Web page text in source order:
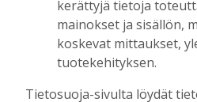
Unohtuiko salasana?
kerättyjä tietoja
mainokset ja sisällön,
koskevat mittaukset,
tuotekehityksen.
Tietosuoja-sivulta löydät